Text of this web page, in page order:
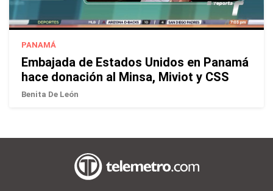
PANAMÁ
Embajada de Estados Unidos en Panamá
hace donación al Minsa, Miviot y CSS
Benita De León